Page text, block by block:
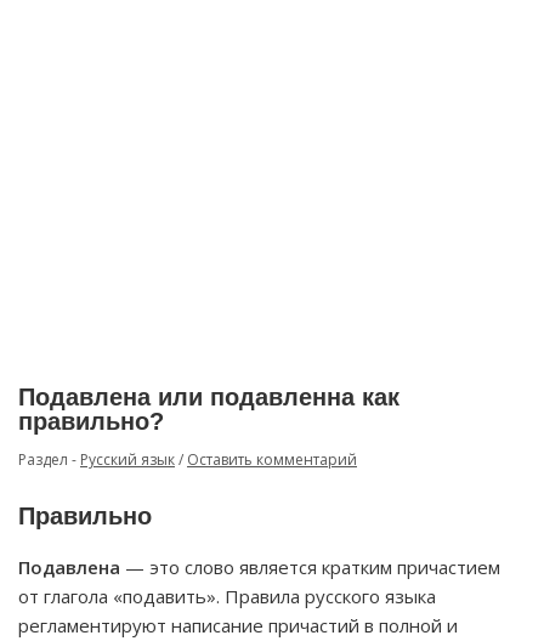
Подавлена или подавленна как
правильно?
Раздел - Русский язык/ Оставить комментарий
Правильно
Подавлена — это слово является кратким причастием
от глагола «подавить». Правила русского языка
регламентируют написание причастий в полной и